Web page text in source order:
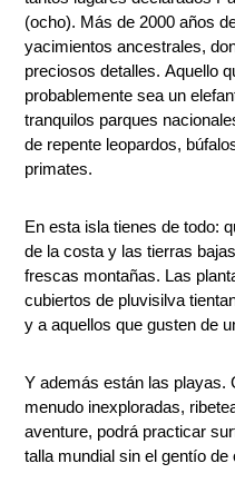
(ocho). Más de 2000 años
yacimientos ancestrales,
preciosos detalles. Aquello
probablemente sea un
tranquilos parques
de repente leopardos,
primates.
En esta isla tienes de todo:
de la costa y las tierras
frescas montañas. Las
cubiertos de pluvisilva
y a aquellos que gusten de
Y además están las playas.
menudo inexploradas,
aventure, podrá practicar
talla mundial sin el gentío de